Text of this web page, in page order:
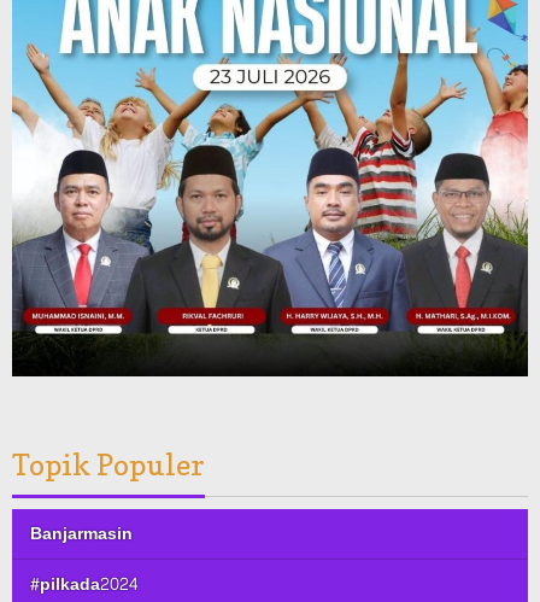
Topik Populer
Banjarmasin
#pilkada2024